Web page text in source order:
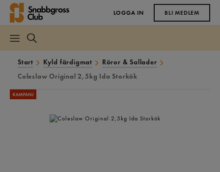
LOGGA IN BLI MEDLEM
Start Kyld färdigmat
Röror & Sallader
Coleslaw Original 2,5kg Ida Storkök